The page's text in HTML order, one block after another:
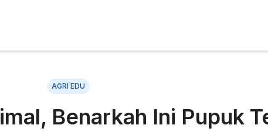
AGRI EDU
Benarkah Ini Pupuk